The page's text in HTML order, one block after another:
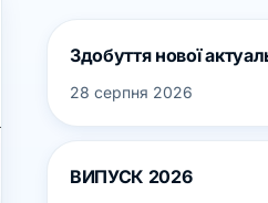
Здобуття нової
28 серпня 2026
ВИПУСК 2026